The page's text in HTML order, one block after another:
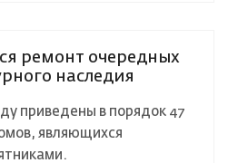
ремонт очередных
наследия
приведены в порядок 47
являющихся